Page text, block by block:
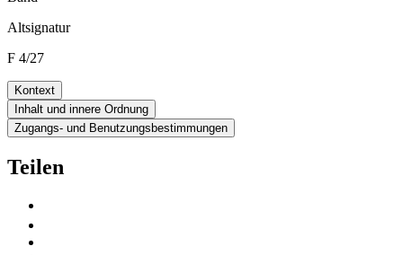
Altsignatur
F 4/27
Kontext
Inhalt und innere Ordnung
Zugangs- und Benutzungsbestimmungen
Teilen